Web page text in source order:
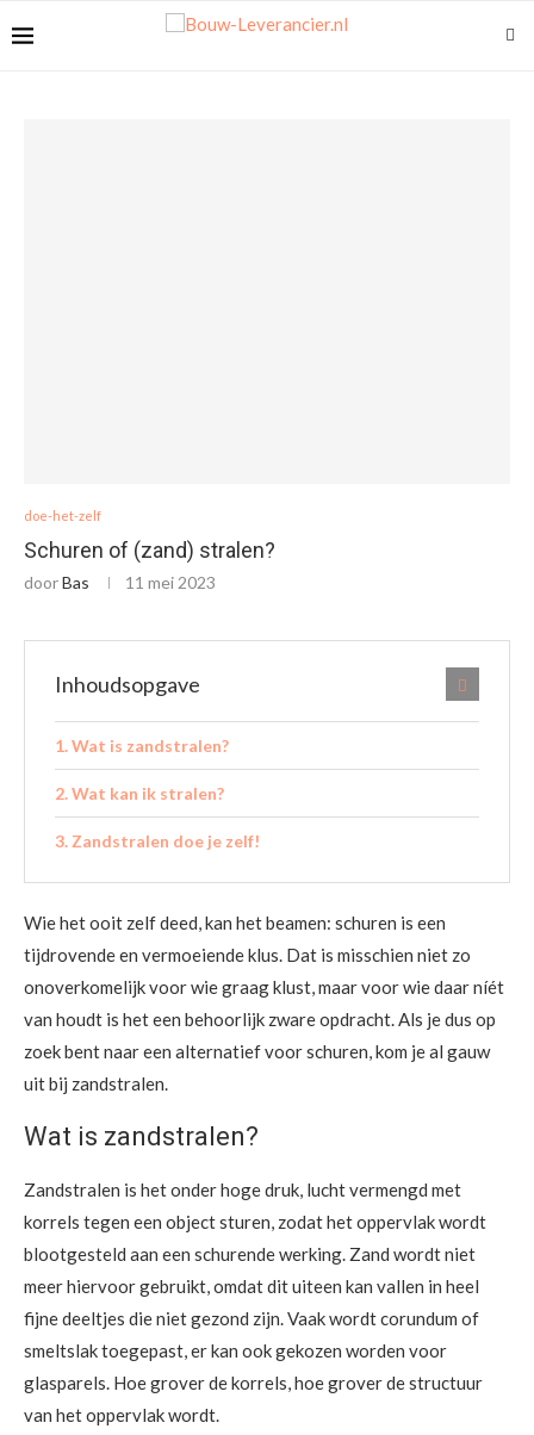
doe-het-zelf
Schuren of (zand) stralen?
doorBas 11 mei 2023
Inhoudsopgave
Wat is zandstralen?
Wat kan ik stralen?
Zandstralen doe je zelf!
Wie het ooit zelf deed, kan het beamen: schuren is een
tijdrovende en vermoeiende klus. Dat is misschien niet zo
onoverkomelijk voor wie graag klust, maar voor wie daar níét
van houdt is het een behoorlijk zware opdracht. Als je dus op
zoek bent naar een alternatief voor schuren, kom je al gauw
uit bij zandstralen.
Wat is zandstralen?
Zandstralen is het onder hoge druk, lucht vermengd met
korrels tegen een object sturen, zodat het oppervlak wordt
blootgesteld aan een schurende werking. Zand wordt niet
meer hiervoor gebruikt, omdat dit uiteen kan vallen in heel
fijne deeltjes die niet gezond zijn. Vaak wordt corundum of
smeltslak toegepast, er kan ook gekozen worden voor
glasparels. Hoe grover de korrels, hoe grover de structuur
van het oppervlak wordt.